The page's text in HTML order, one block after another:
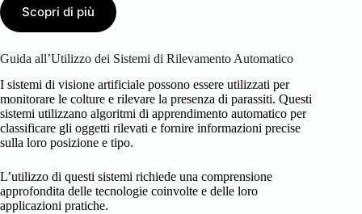
Scopri di più
Guida all’Utilizzo dei Sistemi di Rilevamento Automatico
I sistemi di visione artificiale possono essere utilizzati per
monitorare le colture e rilevare la presenza di parassiti. Questi
sistemi utilizzano algoritmi di apprendimento automatico per
classificare gli oggetti rilevati e fornire informazioni precise
sulla loro posizione e tipo.
L’utilizzo di questi sistemi richiede una comprensione
approfondita delle tecnologie coinvolte e delle loro
applicazioni pratiche.